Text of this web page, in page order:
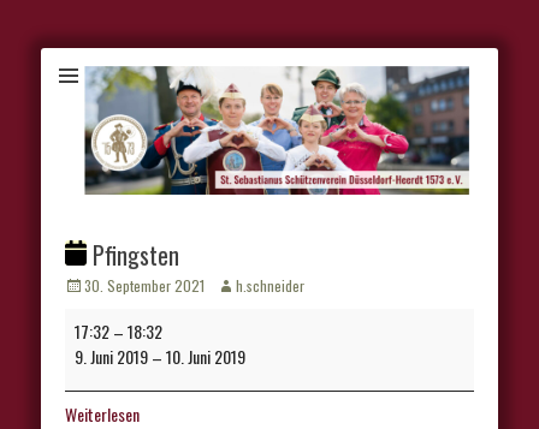
Pfingsten
Veröffentlicht
30. September 2021 Autorh.schneider
Pfingsten
17:32–18:32
9. Juni 2019–10. Juni 2019
Weiterlesen